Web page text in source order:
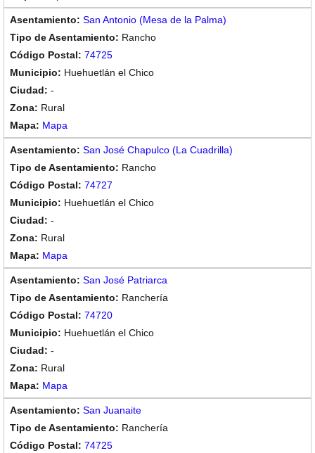
San Antonio (Mesa de la Palma)
Rancho
74725
Huehuetlán el Chico
-
Rural
Mapa
San José Chapulco (La Cuadrilla)
Rancho
74727
Huehuetlán el Chico
-
Rural
Mapa
San José Patriarca
Ranchería
74720
Huehuetlán el Chico
-
Rural
Mapa
San Juanaite
Ranchería
74725